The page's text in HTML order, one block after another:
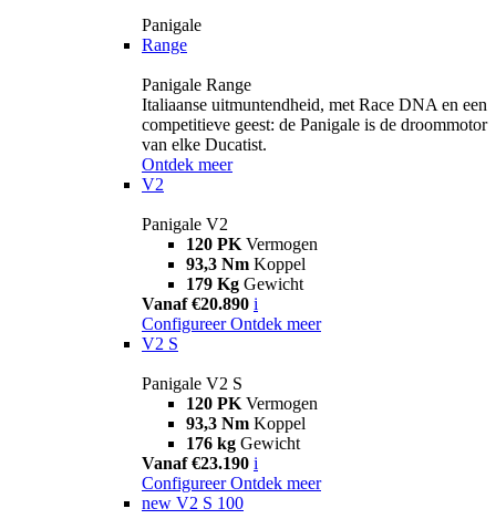
Panigale
Range
Panigale Range
Italiaanse uitmuntendheid, met Race DNA en een
competitieve geest: de Panigale is de droommotor
van elke Ducatist.
Ontdek meer
V2
Panigale V2
120 PK Vermogen
93,3 Nm Koppel
179 Kg Gewicht
Vanaf €20.890 i
Configureer Ontdek meer
V2 S
Panigale V2 S
120 PK Vermogen
93,3 Nm Koppel
176 kg Gewicht
Vanaf €23.190 i
Configureer Ontdek meer
new V2 S 100